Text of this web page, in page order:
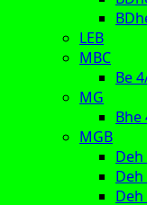
LEB
MBC
Be
MG
Bhe
MGB